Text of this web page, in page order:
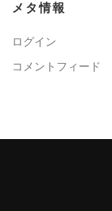
メタ情報
ログイン
コメントフィード